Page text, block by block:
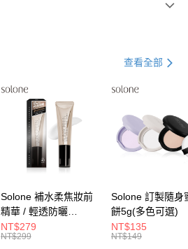
查看全部
Solone 補水柔焦妝前
精華 / 輕透防曬
SPF40★★★★(30ml)
NT$279
NT$299
Solone 訂製隨身
餅5g(多色可選)
NT$135
NT$149